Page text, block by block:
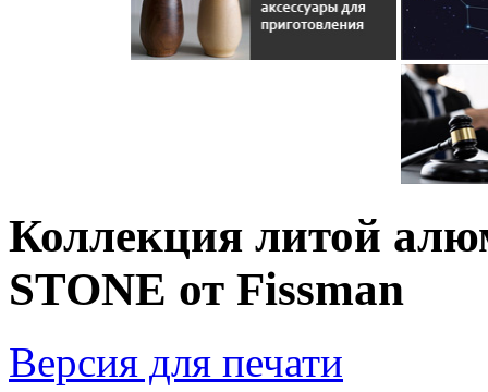
Коллекция литой
STONE от Fissman
Версия для печати